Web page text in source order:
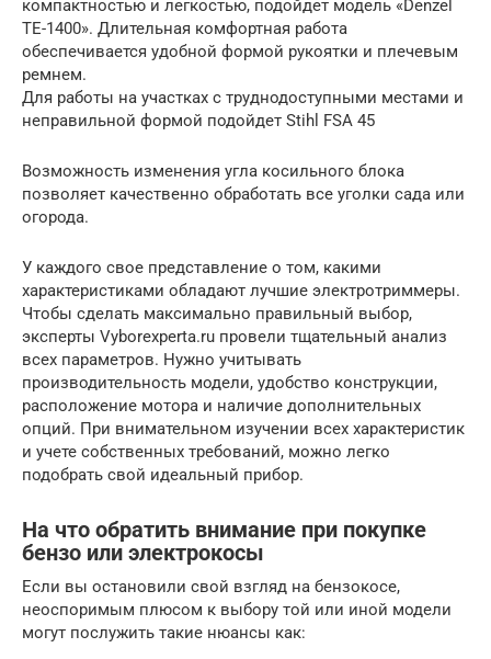
компактностью и легкостью, подойдет модель «Denzel
TE-1400». Длительная комфортная работа
обеспечивается удобной формой рукоятки и плечевым
ремнем.
Для работы на участках с труднодоступными местами и
неправильной формой подойдет Stihl FSA 45
Возможность изменения угла косильного блока
позволяет качественно обработать все уголки сада или
огорода.
У каждого свое представление о том, какими
характеристиками обладают лучшие электротриммеры.
Чтобы сделать максимально правильный выбор,
эксперты Vyborexperta.ru провели тщательный анализ
всех параметров. Нужно учитывать
производительность модели, удобство конструкции,
расположение мотора и наличие дополнительных
опций. При внимательном изучении всех характеристик
и учете собственных требований, можно легко
подобрать свой идеальный прибор.
На что обратить внимание при покупке
бензо или электрокосы
Если вы остановили свой взгляд на бензокосе,
неоспоримым плюсом к выбору той или иной модели
могут послужить такие нюансы как: